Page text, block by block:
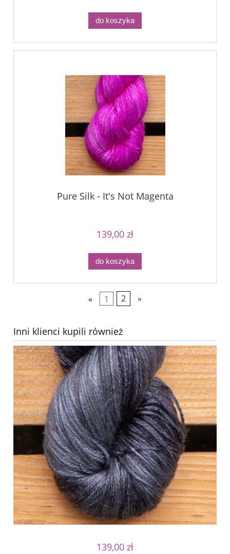
do koszyka
Pure Silk - It's Not Magenta
139,00 zł
do koszyka
« 1 2 »
Inni klienci kupili również
Pure Silk - Coal 1
139,00 zł